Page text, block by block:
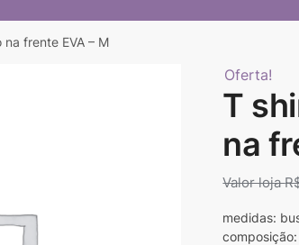
frente EVA – M
Oferta!
T
na
medidas: